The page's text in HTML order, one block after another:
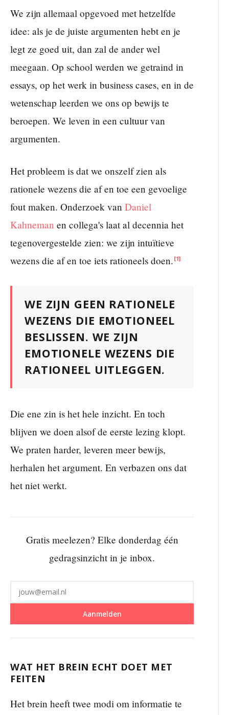
We zijn allemaal opgevoed met hetzelfde
idee: als je de juiste argumenten hebt en je
legt ze goed uit, dan zal de ander wel
meegaan. Op school werden we getraind in
essays, op het werk in business cases, en in de
wetenschap leerden we ons op bewijs te
beroepen. We leven in een cultuur van
argumenten.
Het probleem is dat we onszelf zien als
rationele wezens die af en toe een gevoelige
fout maken. Onderzoek van Daniel
Kahneman en collega's laat al decennia het
tegenovergestelde zien: we zijn intuïtieve
wezens die af en toe iets rationeels doen. [1]
WE ZIJN GEEN RATIONELE
WEZENS DIE EMOTIONEEL
BESLISSEN. WE ZIJN
EMOTIONELE WEZENS DIE
RATIONEEL UITLEGGEN.
Die ene zin is het hele inzicht. En toch
blijven we doen alsof de eerste lezing klopt.
We praten harder, leveren meer bewijs,
herhalen het argument. En verbazen ons dat
het niet werkt.
Gratis meelezen? Elke donderdag één
gedragsinzicht in je inbox.
Aanmelden
WAT HET BREIN ECHT DOET MET
FEITEN
Het brein heeft twee modi om informatie te